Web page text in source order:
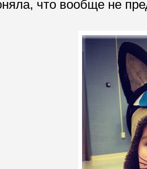
что вообще не